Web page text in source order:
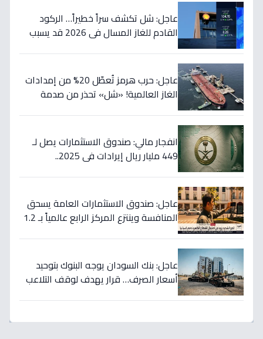
عاجل: شل تكشف سراً خطيراً… الركود
القادم للغاز المسال في 2026 قد يسبب
عاجل: حرب هرمز تُعطّل 20% من إمدادات
الغاز العالمية! «شل» تحذر من صدمة
انفجار مالي: صندوق الاستثمارات يصل لـ
449 مليار ريال إيرادات في 2025..
عاجل: صندوق الاستثمارات العامة يسحق
المنافسة وينتزع المركز الرابع عالمياً بـ 1.2
عاجل: بنك السودان يوجه البنوك بتوحيد
أسعار الصرف… قرار يهدف لوقف التلاعب